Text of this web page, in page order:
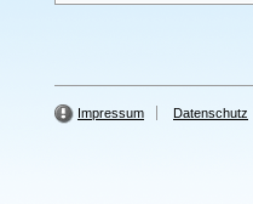
Impressum Datenschutz